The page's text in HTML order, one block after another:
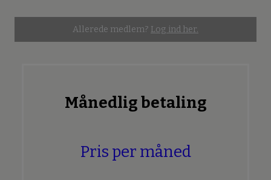
Allerede medlem? Log ind her.
Månedlig betaling
Pris per måned